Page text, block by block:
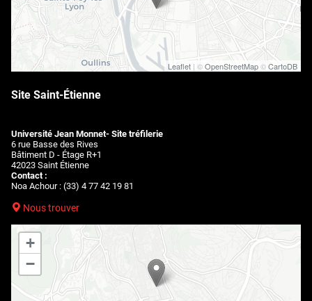
Leaflet | ©OpenStreetMap©CartoDB
Site Saint-Étienne
Université Jean Monnet- Site tréfilerie
6 rue Basse des Rives
Bâtiment D - Étage R+1
42023 Saint Étienne
Contact :
Noa Achour : (33) 4 77 42 19 81
Nous trouver
+
−